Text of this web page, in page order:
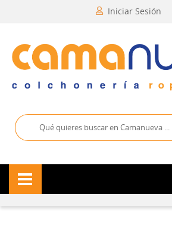
Iniciar Sesión